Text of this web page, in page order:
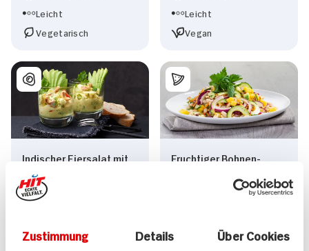
Zustimmung Details Über Cookies
Leicht
Vegetarisch
Leicht
Vegan
Indischer Eiersalat mit
Avocado
Leicht
Fruchtiger Bohnen-